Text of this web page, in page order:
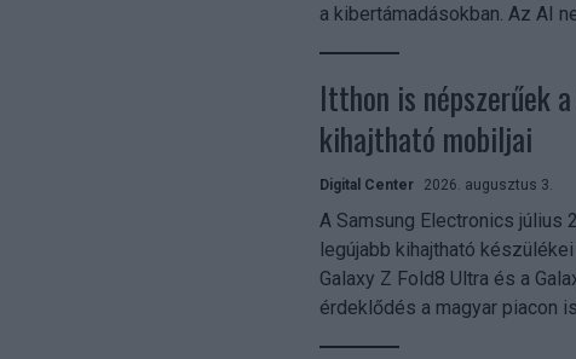
a kibertámadásokban. Az AI
Itthon is népszerűek
kihajtható mobiljai
Digital Center 2026. augusztus 3.
A Samsung Electronics július
legújabb kihajtható
Galaxy Z Fold8 Ultra és a
érdeklődés a magyar piacon